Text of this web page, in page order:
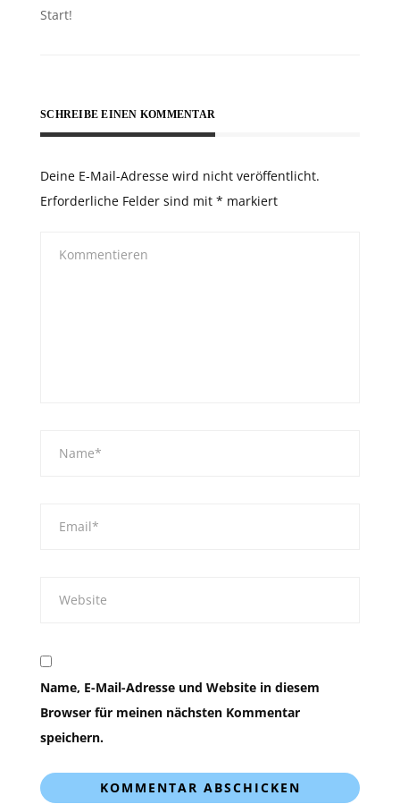
Start!
SCHREIBE EINEN KOMMENTAR
Deine E-Mail-Adresse wird nicht veröffentlicht.
Erforderliche Felder sind mit * markiert
Name, E-Mail-Adresse und Website in diesem
Browser für meinen nächsten Kommentar
speichern.